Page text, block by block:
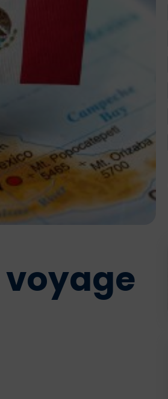
voyage